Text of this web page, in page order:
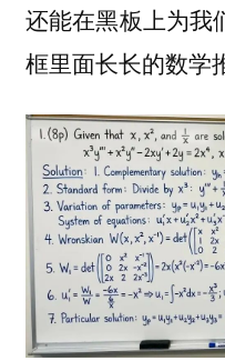
还能在黑板上为我
框里面长长的数学